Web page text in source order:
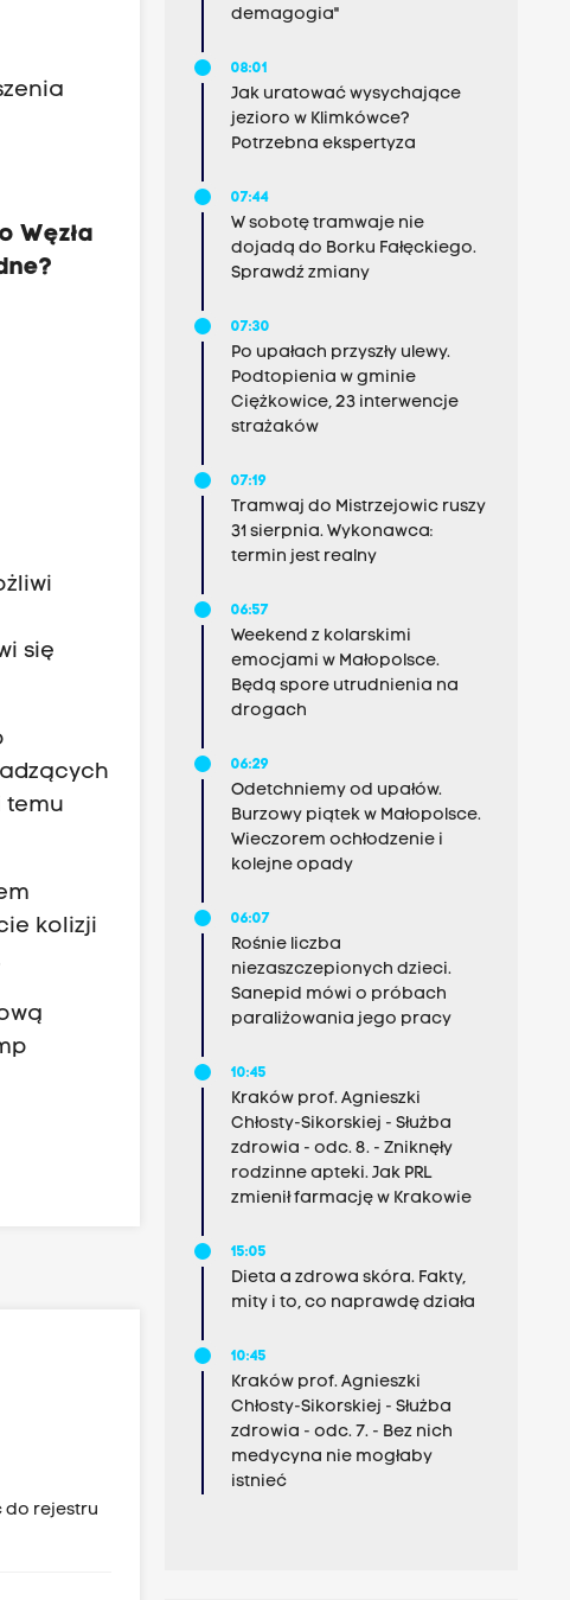
Węzła
się
temu
kolizji
do rejestru
demagogia"
08:01
Jak uratować wysychające
jezioro w Klimkówce?
Potrzebna ekspertyza
07:44
W sobotę tramwaje nie
dojadą do Borku Fałęckiego.
Sprawdź zmiany
07:30
Po upałach przyszły ulewy.
Podtopienia w gminie
Ciężkowice, 23 interwencje
strażaków
07:19
Tramwaj do Mistrzejowic ruszy
31 sierpnia. Wykonawca:
termin jest realny
06:57
Weekend z kolarskimi
emocjami w Małopolsce.
Będą spore utrudnienia na
drogach
06:29
Odetchniemy od upałów.
Burzowy piątek w Małopolsce.
Wieczorem ochłodzenie i
kolejne opady
06:07
Rośnie liczba
niezaszczepionych dzieci.
Sanepid mówi o próbach
paraliżowania jego pracy
10:45
Kraków prof. Agnieszki
Chłosty-Sikorskiej - Służba
zdrowia - odc. 8. - Zniknęły
rodzinne apteki. Jak PRL
zmienił farmację w Krakowie
15:05
Dieta a zdrowa skóra. Fakty,
mity i to, co naprawdę działa
10:45
Kraków prof. Agnieszki
Chłosty-Sikorskiej - Służba
zdrowia - odc. 7. - Bez nich
medycyna nie mogłaby
istnieć